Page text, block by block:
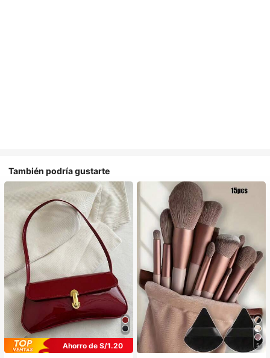
También podría gustarte
Ahorro de S/1.20
5